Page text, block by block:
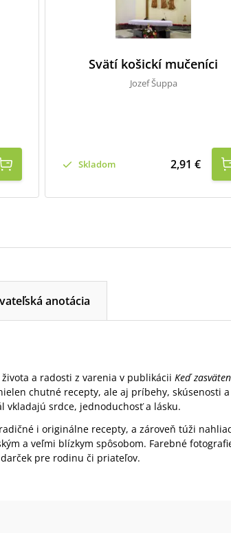
Svätí košickí mučeníci
Jozef Šuppa
Skladom 2,91 €
anotácia
a radosti z varenia v publikácii Keď
chutné recepty, ale aj príbehy, skúsenosti
vkladajú srdce, jednoduchosť a lásku.
i originálne recepty, a zároveň túži
a veľmi blízkym spôsobom. Farebné
pre rodinu či priateľov.